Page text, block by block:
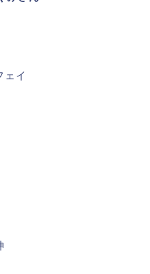
イ